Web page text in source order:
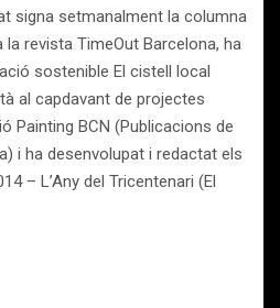
signa setmanalment la columna
la revista TimeOut Barcelona, ha
sostenible El cistell local
al capdavant de projectes
Painting BCN (Publicacions de
i ha desenvolupat i redactat els
– L’Any del Tricentenari (El